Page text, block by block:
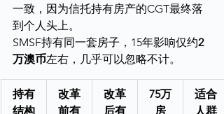
一致，因为信托持有房产的CGT最终落
到个人头上。
SMSF持有同一套房子，15年影响仅约2
万澳币左右，几乎可以忽略不计。
持有
结构
改革
前有
改革
后有
75万
房
适合
人群